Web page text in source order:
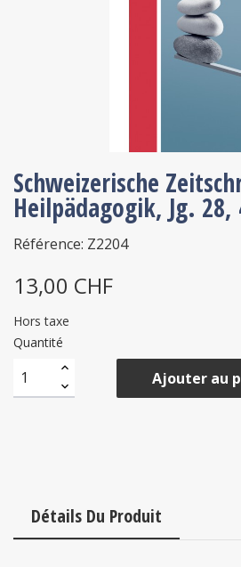
Schweizerische
Heilpädagogik, Jg. 28,
Référence: Z2204
13,00 CHF
Hors taxe
Quantité
Ajouter au
Détails Du Produit